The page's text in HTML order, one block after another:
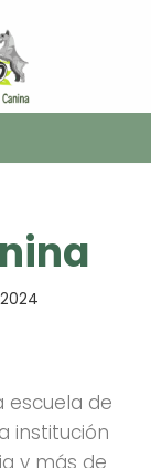
escuela de
institución